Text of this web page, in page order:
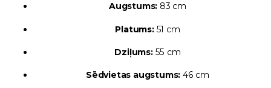
Augstums: 83 cm
Platums:51 cm
Dziļums:55 cm
Sēdvietas augstums: 46 cm